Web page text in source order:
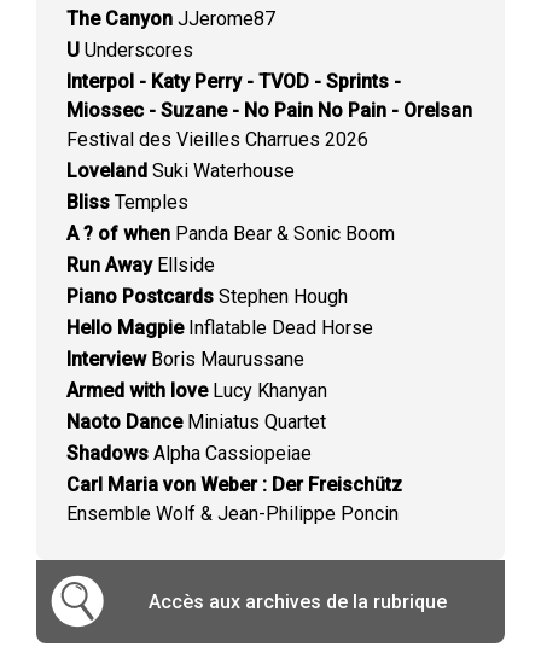
The Canyon JJerome87
U Underscores
Interpol - Katy Perry - TVOD - Sprints -
Miossec - Suzane - No Pain No Pain - Orelsan
Festival des Vieilles Charrues 2026
Loveland Suki Waterhouse
Bliss Temples
A ? of when Panda Bear & Sonic Boom
Run AwayEllside
Piano Postcards Stephen Hough
Hello MagpieInflatable Dead Horse
InterviewBoris Maurussane
Armed with loveLucy Khanyan
Naoto DanceMiniatus Quartet
Shadows Alpha Cassiopeiae
Carl Maria von Weber : Der Freischütz
Ensemble Wolf & Jean-Philippe Poncin
Accès aux archives de la rubrique